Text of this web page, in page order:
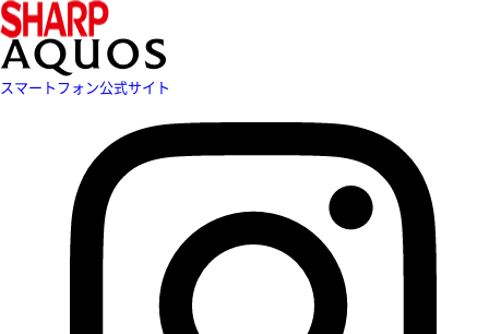
スマートフォン公式サイト